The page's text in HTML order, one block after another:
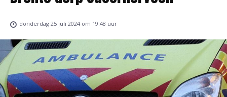
donderdag 25 juli 2024 om 19:48 uur